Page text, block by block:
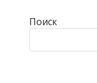
Поиск